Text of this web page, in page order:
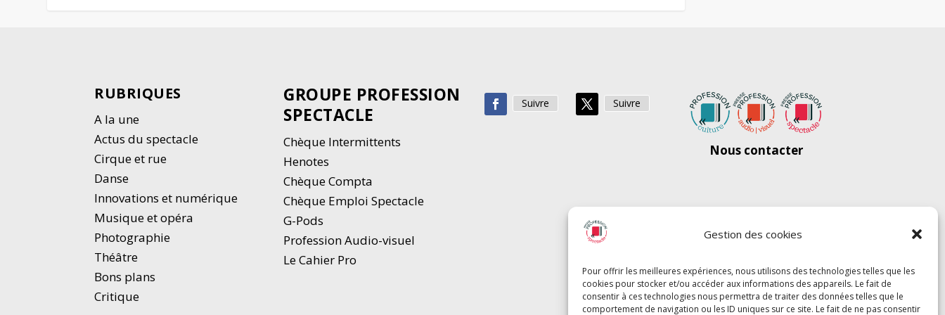
Gestion des cookies
Pour offrir les meilleures expériences, nous utilisons des technologies telles que les
cookies pour stocker et/ou accéder aux informations des appareils. Le fait de
consentir à ces technologies nous permettra de traiter des données telles que le
comportement de navigation ou les ID uniques sur ce site. Le fait de ne pas consentir
RUBRIQUES
A la une
Actus du spectacle
Cirque et rue
Danse
Innovations et numérique
Musique et opéra
Photographie
Théâtre
Bons plans
Critique
GROUPE PROFESSION
SPECTACLE
Chèque Intermittents
Henotes
Chèque Compta
Chèque Emploi Spectacle
G-Pods
Profession Audio-visuel
Le Cahier Pro
Suivre Suivre
Nous contacter